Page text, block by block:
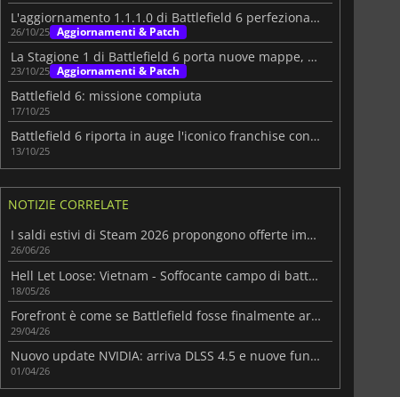
L'aggiornamento 1.1.1.0 di Battlefield 6 perfeziona il gameplay principale
26/10/25 Aggiornamenti & Patch
La Stagione 1 di Battlefield 6 porta nuove mappe, modalità e armi
23/10/25 Aggiornamenti & Patch
Battlefield 6: missione compiuta
17/10/25
Battlefield 6 riporta in auge l'iconico franchise con record al lancio
13/10/25
NOTIZIE CORRELATE
I saldi estivi di Steam 2026 propongono offerte imperdibili su migliaia di giochi
26/06/26
Hell Let Loose: Vietnam - Soffocante campo di battaglia nella giungla
18/05/26
Forefront è come se Battlefield fosse finalmente arrivato in VR
29/04/26
Nuovo update NVIDIA: arriva DLSS 4.5 e nuove funzionalità
01/04/26